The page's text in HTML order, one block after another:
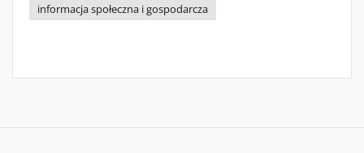
informacja społeczna i gospodarcza